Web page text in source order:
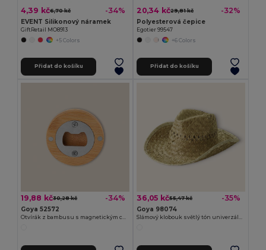
4,39 kč6,70 kč -34%
EVENT Silikonový náramek
GiftRetail MO8913
+5 Colors
Přidat do košíku
20,34 kč29,81 kč -32%
Polyesterová čepice
Egotier 99547
+6 Colors
Přidat do košíku
19,88 kč30,28 kč -34%
Goya 52572
36,05 kč55,47 kč -35%
Goya 98074